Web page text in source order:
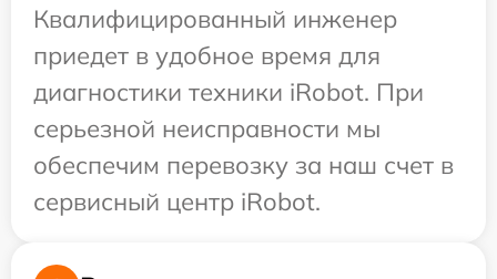
Квалифицированный инженер
приедет в удобное время для
диагностики техники iRobot. При
серьезной неисправности мы
обеспечим перевозку за наш счет в
сервисный центр iRobot.